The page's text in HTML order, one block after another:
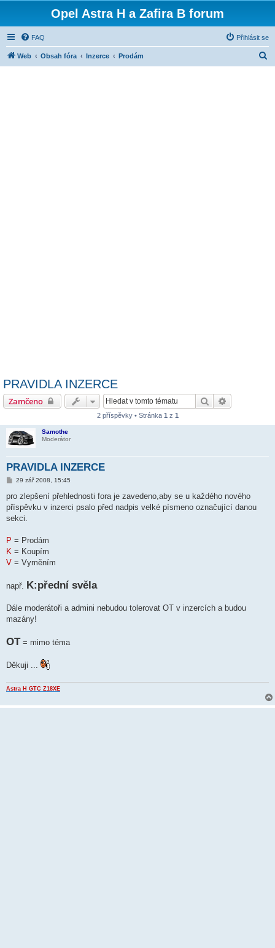
Opel Astra H a Zafira B forum
FAQ Přihlásit se
Web Obsah fóra Inzerce Prodám
PRAVIDLA INZERCE
Zamčeno Hledat
2 příspěvky • Stránka 1 z 1
Samothe
Moderátor
PRAVIDLA INZERCE
P
í
p
ě
k
29 zář 2008, 15:45
pro zlepšení přehlednosti fora je zavedeno,aby se u každého nového
příspěvku v inzerci psalo před nadpis velké písmeno označující danou
sekci.
P = Prodám
K = Koupím
V = Vyměním
např. K:přední svěla
Dále moderátoři a admini nebudou tolerovat OT v inzercích a budou
mazány!
OT = mimo téma
Děkuji ...
Astra H GTC Z18XE